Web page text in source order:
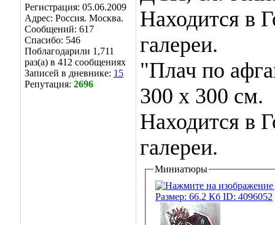
Регистрация: 05.06.2009
Адрес: Россия. Москва.
Сообщений: 617
Спасибо: 546
Поблагодарили 1,711
раз(а) в 412 сообщениях
Записей в дневнике: 15
Репутация: 2696
Находится в
галереи.
"Плач по
300 х 300 см.
Находится в
галереи.
Миниатюры